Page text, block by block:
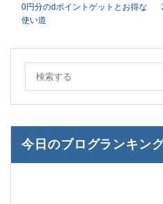
0円分のdポイントゲットとお得な
使い道
今日のブログランキン